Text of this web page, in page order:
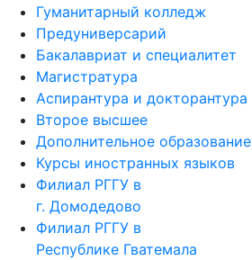
Гуманитарный колледж
Предуниверсарий
Бакалавриат и специалитет
Магистратура
Аспирантура и докторантура
Второе высшее
Дополнительное образование
Курсы иностранных языков
Филиал РГГУ в
г. Домодедово
Филиал РГГУ в
Республике Гватемала